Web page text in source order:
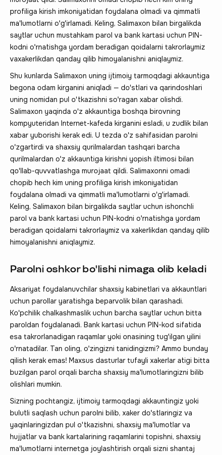
profiliga kirish imkoniyatidan foydalana olmadi va qimmatli
ma'lumotlarni o'g'irlamadi. Keling, Salimaxon bilan birgalikda
saytlar uchun mustahkam parol va bank kartasi uchun PIN-
kodni o'rnatishga yordam beradigan qoidalarni takrorlaymiz
vaxakerlikdan qanday qilib himoyalanishni aniqlaymiz.
Shu kunlarda Salimaxon uning ijtimoiy tarmoqdagi akkauntiga
begona odam kirganini aniqladi — do'stlari va qarindoshlari
uning nomidan pul o'tkazishni so'ragan xabar olishdi.
Salimaxon yaqinda o'z akkauntiga boshqa birovning
kompyuteridan Internet-kafeda kirganini esladi, u zudlik bilan
xabar yuborishi kerak edi. U tezda o'z sahifasidan parolni
o'zgartirdi va shaxsiy qurilmalardan tashqari barcha
qurilmalardan o'z akkauntiga kirishni yopish iltimosi bilan
qo'llab-quvvatlashga murojaat qildi. Salimaxonni omadi
chopib hech kim uning profiliga kirish imkoniyatidan
foydalana olmadi va qimmatli ma'lumotlarni o'g'irlamadi.
Keling, Salimaxon bilan birgalikda saytlar uchun ishonchli
parol va bank kartasi uchun PIN-kodni o'rnatishga yordam
beradigan qoidalarni takrorlaymiz va xakerlikdan qanday qilib
himoyalanishni aniqlaymiz.
Parolni oshkor bo'lishi nimaga olib keladi
Aksariyat foydalanuvchilar shaxsiy kabinetlari va akkauntlari
uchun parollar yaratishga beparvolik bilan qarashadi.
Ko'pchilik chalkashmaslik uchun barcha saytlar uchun bitta
paroldan foydalanadi. Bank kartasi uchun PIN-kod sifatida
esa takrorlanadigan raqamlar yoki onasining tug'ilgan yilini
o'rnatadilar. Tan oling, o'zingizni tanidingizmi? Ammo bunday
qilish kerak emas! Maxsus dasturlar tufayli xakerlar atigi bitta
buzilgan parol orqali barcha shaxsiy ma'lumotlaringizni bilib
olishlari mumkin.
Sizning pochtangiz, ijtimoiy tarmoqdagi akkauntingiz yoki
bulutli saqlash uchun parolni bilib, xaker do'stlaringiz va
yaqinlaringizdan pul o'tkazishni, shaxsiy ma'lumotlar va
hujjatlar va bank kartalarining raqamlarini topishni, shaxsiy
ma'lumotlarni internetga joylashtirish orqali sizni shantaj